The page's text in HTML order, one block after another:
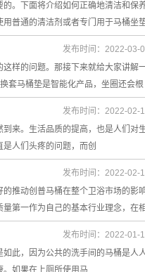
。下面将介绍如何正确地清洁和保
普通的清洁剂或者专门用于马桶坐
这样的问题。那接下来就给大家
马桶垫是智能化产品，坐圈还会根
发布时间：2022-03-
来。生活品质的提高，也是人们对
人们头疼的问题，而创
发布时间：2022-02-
推动创普马桶在整个卫浴市场的影
第一作为自己的基本行业理念，在
发布时间：2022-02-
此，因为公共的洗手间的马桶是人
如果在上厕所使用马
发布时间：2022-01-